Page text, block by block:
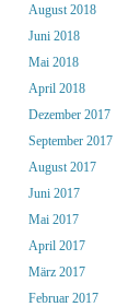
August 2018
Juni 2018
Mai 2018
April 2018
Dezember 2017
September 2017
August 2017
Juni 2017
Mai 2017
April 2017
März 2017
Februar 2017